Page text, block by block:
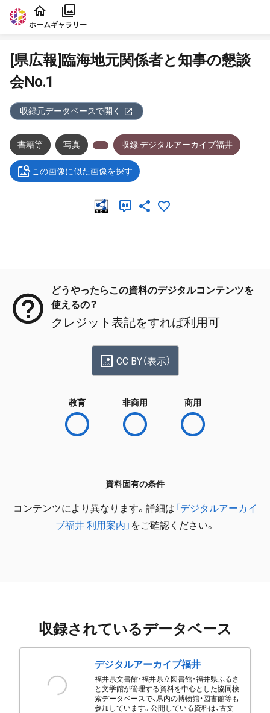
本文に飛ぶ
ホームギャラリー
[県広報]臨海地元関係者と知事の懇談
会No.1
収録元データベースで開く
書籍等 写真 収録:デジタルアーカイブ福井
この画像に似た画像を探す
どうやったらこの資料のデジタルコンテンツを
使えるの？
クレジット表記をすれば利用可
CC BY（表示）
教育 非商用 商用
資料固有の条件
コンテンツにより異なります。詳細は 「デジタルアーカイ
ブ福井 利用案内」 をご確認ください。
収録されているデータベース
デジタルアーカイブ福井
福井県文書館・福井県立図書館・福井県ふるさ
と文学館が管理する資料を中心とした協同検
索データベースで、県内の博物館・図書館等も
参加しています。公開している資料は、古文